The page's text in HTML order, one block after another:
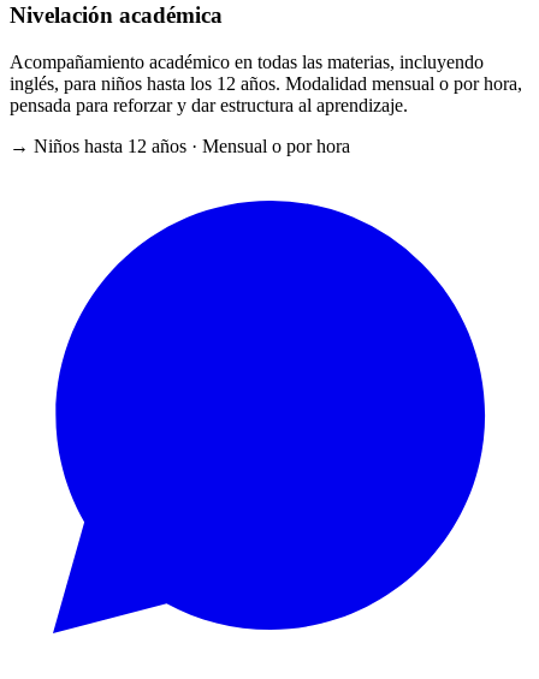
Nivelación académica
Acompañamiento académico en todas las materias, incluyendo
inglés, para niños hasta los 12 años. Modalidad mensual o por hora,
pensada para reforzar y dar estructura al aprendizaje.
→ Niños hasta 12 años · Mensual o por hora